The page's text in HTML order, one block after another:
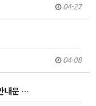
04-27
04-08
내문 …